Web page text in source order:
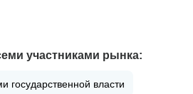
участниками рынка:
государственной власти